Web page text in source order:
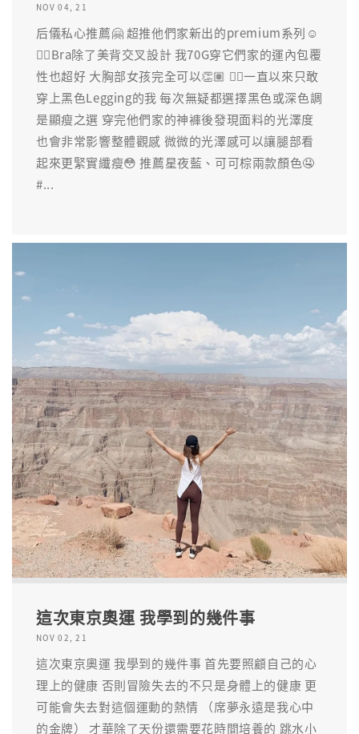
NOV 04, 21
后儀私心推薦🤗 超推他們家新出的premium系列☺️
👉🏽Bra除了美背交叉設計 我70G穿它們家的運內包覆
性也超好 大胸部女孩完全可以👏🏽 👉🏽一直以來只敢
穿上黑色Legging的我 每次無疑都選擇黑色或深色調
是顯瘦之選 穿完他們家的神褲後發現面料的光澤度
也會非常影響整體觀感 微微的光澤感可以讓腿部看
起來更緊實纖瘦😳 推薦星夜藍、可可棕兩款顏色🤤
#...
這次東京奧運 我學到的幾件事
NOV 02, 21
這次東京奧運 我學到的幾件事 首先要照顧自己的心
理上的健康 否則冒險失去的不只是身體上的健康 更
可能會失去對這個運動的熱情 （席夢永遠是我心中
的金牌） 才華除了天份還需要花時間培養的 跳水小